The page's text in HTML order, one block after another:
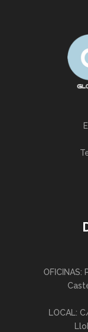
OFICINAS:
LOCAL: